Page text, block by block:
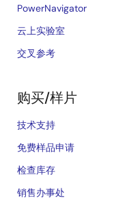
PowerNavigator
云上实验室
交叉参考
购买/样片
技术支持
免费样品申请
检查库存
销售办事处